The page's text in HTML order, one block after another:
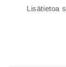
Lisätietoa